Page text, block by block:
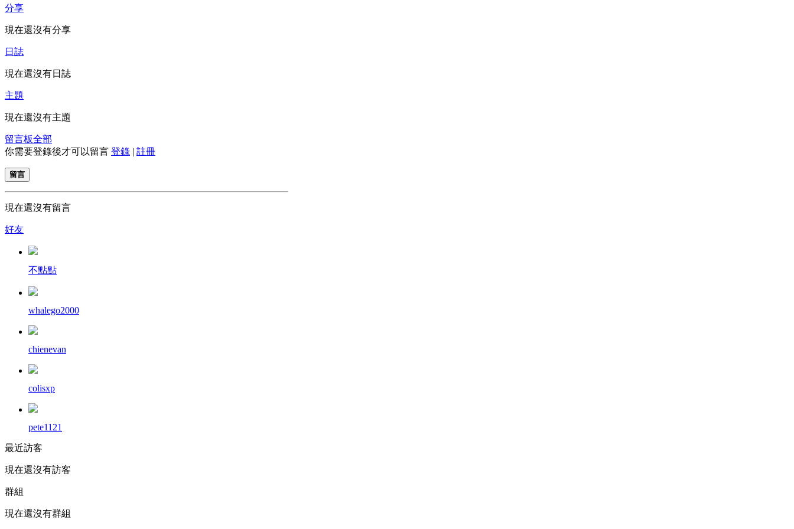
分享
現在還沒有分享
日誌
現在還沒有日誌
主題
現在還沒有主題
留言板全部
你需要登錄後才可以留言 登錄 | 註冊
留言
現在還沒有留言
好友
不點點
whalego2000
chienevan
colisxp
pete1121
最近訪客
現在還沒有訪客
群組
現在還沒有群組